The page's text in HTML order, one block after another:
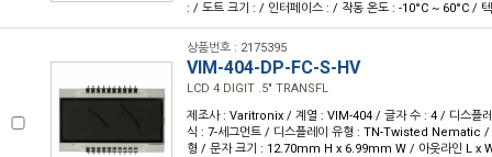
: / 도트 크기 : / 인터페이스 : / 작동 온도 : -10°C ~ 60°C /
상품번호 : 2175395
VIM-404-DP-FC-S-HV
LCD 4 DIGIT .5" TRANSFL
제조사 : Varitronix / 계열 : VIM-404 / 글자 수 : 4 / 디스플
식 : 7-세그먼트 / 디스플레이 유형 : TN-Twisted Nematic /
형 / 문자 크기 : 12.70mm H x 6.99mm W / 아웃라인 L x